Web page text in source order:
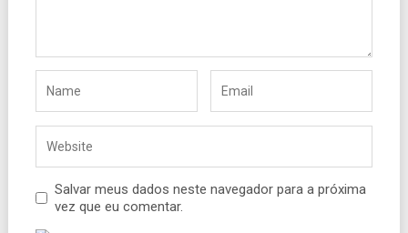
Salvar meus dados neste navegador para a próxima
vez que eu comentar.